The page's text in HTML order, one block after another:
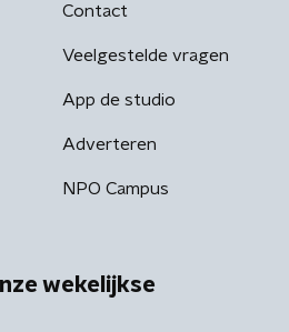
Contact
Veelgestelde vragen
App de studio
Adverteren
NPO Campus
wekelijkse